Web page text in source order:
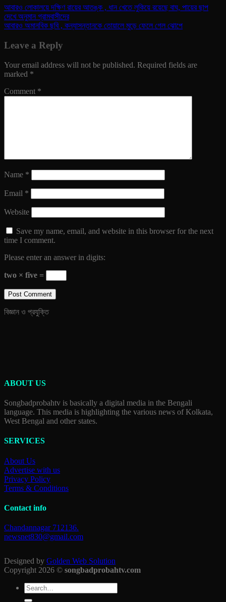
আবারও লোকালয়ে দক্ষিণ রায়ের আতঙ্ক , ধান খেতে লুকিয়ে রয়েছে বাঘ, পায়ের ছাপ
দেখে অনুমান গ্রামবাসীদের
আবারও অমানবিক ছবি , কন্যাসন্তানকে তোয়ালে মুড়ে ফেলে গেল ঝোপে
Leave a Reply
Your email address will not be published. Required fields are
marked *
Comment *
Name *
Email *
Website
Save my name, email, and website in this browser for the next
time I comment.
Please enter an answer in digits:
two × five =
বিজ্ঞান ও প্রযুক্তি
ABOUT US
Songbadprobahtv is basically a digital media in the Bengali
language. This media is highlighting the various news of Kolkata,
West Bengal and other states.
SERVICES
About Us
Advertise with us
Privacy Policy
Terms & Conditions
Contact info
Chandannagar 712136.
newsnet830@gmail.com
Designed by Golden Web Solution
Copyright 2026 © songbadprobahtv.com